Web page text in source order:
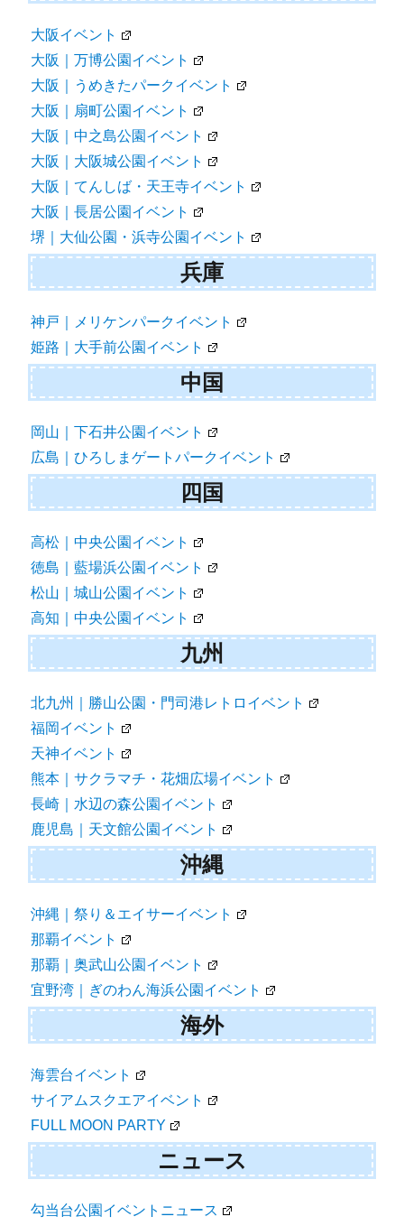
大阪イベント
大阪｜万博公園イベント
大阪｜うめきたパークイベント
大阪｜扇町公園イベント
大阪｜中之島公園イベント
大阪｜大阪城公園イベント
大阪｜てんしば・天王寺イベント
大阪｜長居公園イベント
堺｜大仙公園・浜寺公園イベント
兵庫
神戸｜メリケンパークイベント
姫路｜大手前公園イベント
中国
岡山｜下石井公園イベント
広島｜ひろしまゲートパークイベント
四国
高松｜中央公園イベント
徳島｜藍場浜公園イベント
松山｜城山公園イベント
高知｜中央公園イベント
九州
北九州｜勝山公園・門司港レトロイベント
福岡イベント
天神イベント
熊本｜サクラマチ・花畑広場イベント
長崎｜水辺の森公園イベント
鹿児島｜天文館公園イベント
沖縄
沖縄｜祭り＆エイサーイベント
那覇イベント
那覇｜奥武山公園イベント
宜野湾｜ぎのわん海浜公園イベント
海外
海雲台イベント
サイアムスクエアイベント
FULL MOON PARTY
ニュース
勾当台公園イベントニュース